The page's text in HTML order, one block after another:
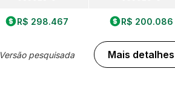
R$ 298.467
Versão pesquisada
R$ 200.086
Mais detalhes